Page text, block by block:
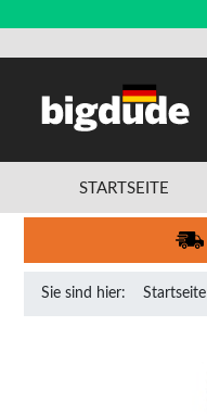
STARTSEITE
Sie sind hier: Startseite